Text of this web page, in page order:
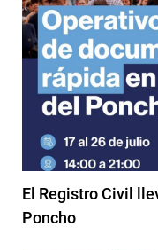
El Registro Civil
Poncho